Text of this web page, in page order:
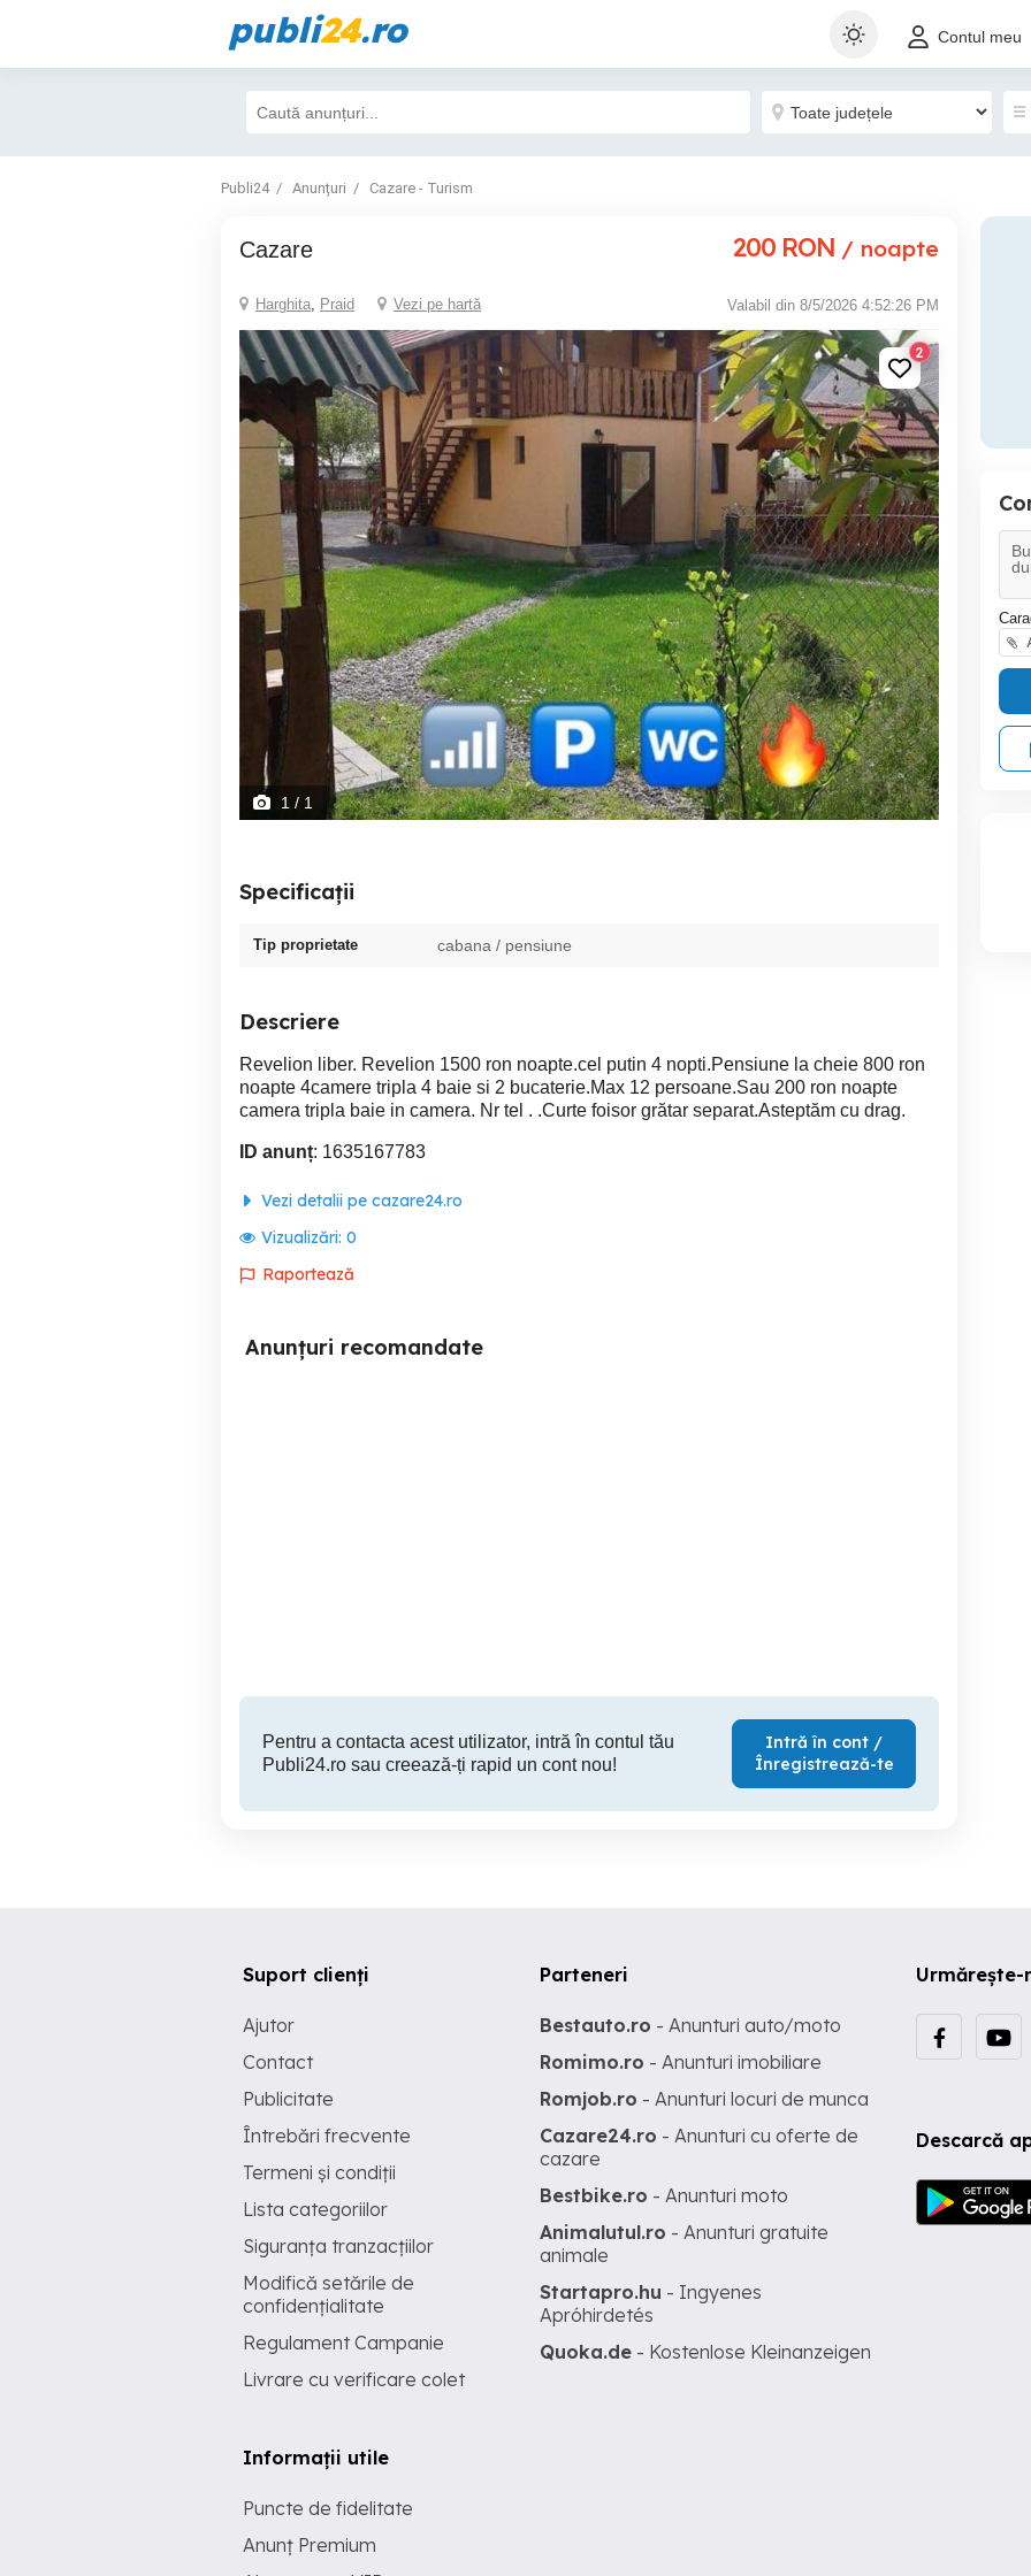
publi24.ro Contul meu
Publi24 Anunțuri Cazare - Turism
cazare 200 RON / noapte
Harghita, Praid Vezi pe hartă Valabil din 8/5/2026 4:52:26 PM
2
1 / 1
Specificații
Tip proprietate cabana / pensiune
Descriere
Revelion liber. Revelion 1500 ron noapte.cel putin 4 nopti.Pensiune la cheie 800 ron
noapte 4camere tripla 4 baie si 2 bucaterie.Max 12 persoane.Sau 200 ron noapte
camera tripla baie in camera. Nr tel . .Curte foisor grătar separat.Asteptăm cu drag.
ID anunț: 1635167783
Vezi detalii pe cazare24.ro
Vizualizări: 0
Raportează
Anunțuri recomandate
Pentru a contacta acest utilizator, intră în contul tău
Publi24.ro sau creează-ți rapid un cont nou!
Intră în cont /
Înregistrează-te
Urmărește-
Descarcă
Suport clienți
Ajutor
Contact
Publicitate
Întrebări frecvente
Termeni și condiții
Lista categoriilor
Siguranța tranzacțiilor
Modifică setările de
confidențialitate
Regulament Campanie
Livrare cu verificare colet
Informații utile
Puncte de fidelitate
Anunț Premium
Parteneri
Bestauto.ro - Anunturi auto/moto
Romimo.ro - Anunturi imobiliare
Romjob.ro - Anunturi locuri de munca
Cazare24.ro - Anunturi cu oferte de
cazare
Bestbike.ro - Anunturi moto
Animalutul.ro - Anunturi gratuite
animale
Startapro.hu - Ingyenes
Apróhirdetés
Quoka.de - Kostenlose Kleinanzeigen